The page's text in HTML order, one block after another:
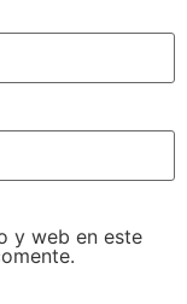
y web en este